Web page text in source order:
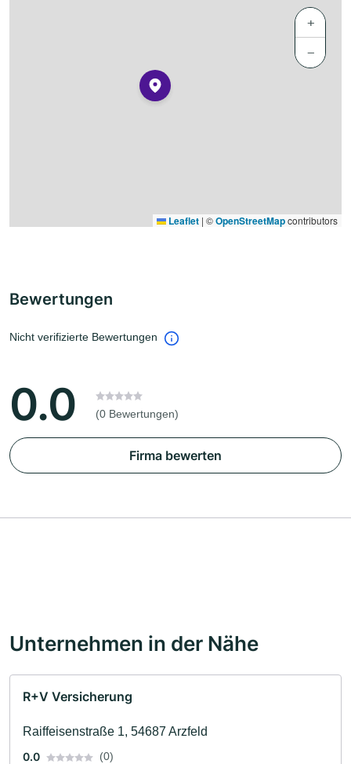
+
−
Leaflet | ©OpenStreetMapcontributors
Bewertungen
Nicht verifizierte Bewertungen
0.0 (0 Bewertungen)
Firma bewerten
Unternehmen in der Nähe
R+V Versicherung
Raiffeisenstraße 1, 54687 Arzfeld
0.0
(0)